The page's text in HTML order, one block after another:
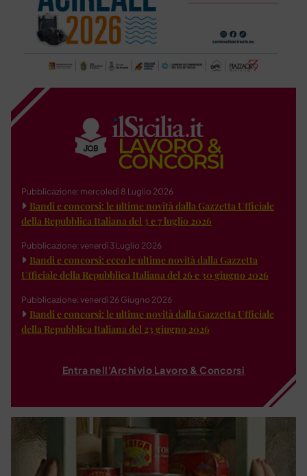
Pubblicazione: mercoledì 8 Luglio 2026
Bandi e concorsi: le ultime novità dalla Gazzetta Ufficiale
della Repubblica Italiana del 3 e 7 luglio 2026
Pubblicazione: venerdì 3 Luglio 2026
Bandi e concorsi: ecco le ultime novità dalla Gazzetta
Ufficiale della Repubblica Italiana del 26 e 30 giugno 2026
Pubblicazione: venerdì 26 Giugno 2026
Bandi e concorsi: le ultime novità dalla Gazzetta Ufficiale
della Repubblica Italiana del 23 giugno 2026
Entra nell'Archivio Lavoro & Concorsi